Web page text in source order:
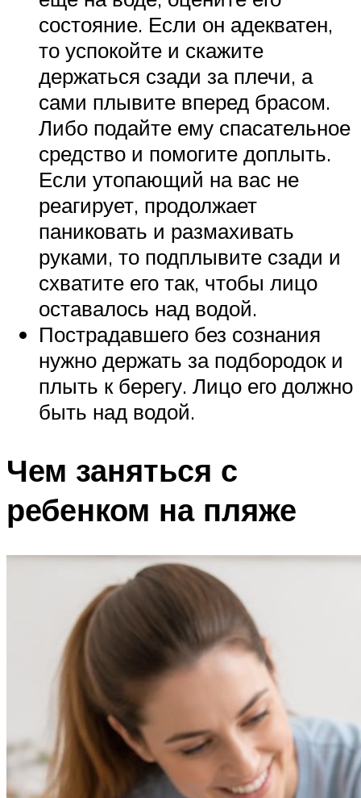
состояние. Если он адекватен,
то успокойте и скажите
держаться сзади за плечи, а
сами плывите вперед брасом.
Либо подайте ему спасательное
средство и помогите доплыть.
Если утопающий на вас не
реагирует, продолжает
паниковать и размахивать
руками, то подплывите сзади и
схватите его так, чтобы лицо
оставалось над водой.
Пострадавшего без сознания
нужно держать за подбородок и
плыть к берегу. Лицо его должно
быть над водой.
Чем заняться с
ребенком на пляже